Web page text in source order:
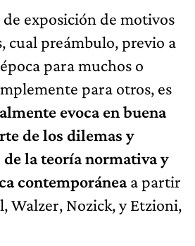
exposición de motivos
cual preámbulo, previo a
para muchos o
para otros, es
evoca en buena
de los dilemas y
la teoría normativa y
contemporáneaa partir
Walzer, Nozick, y Etzioni,